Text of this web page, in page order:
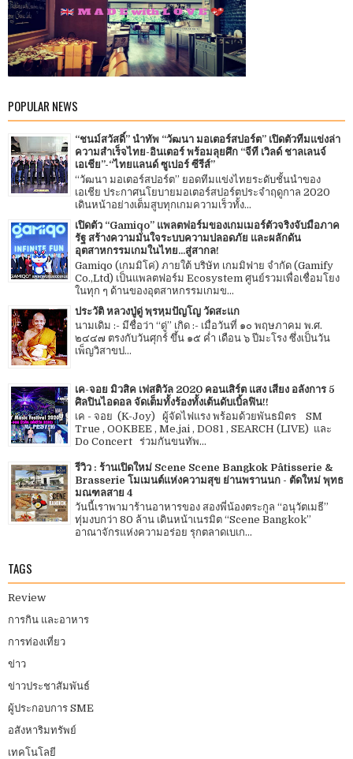
POPULAR NEWS
“ชนม์สวัสดิ์” นำทัพ “วัฒนา มอเตอร์สปอร์ต” เปิดตัวทีมแข่งล่า
ความสำเร็จไทย-อินเตอร์ พร้อมลุยศึก “จีที เวิลด์ ชาลเลนจ์
เอเชีย”-“ไทยแลนด์ ซูเปอร์ ซีรีส์”
“วัฒนา มอเตอร์สปอร์ต” ยอดทีมแข่งไทยระดับชั้นนำของ
เอเชีย ประกาศนโยบายมอเตอร์สปอร์ตประจำฤดูกาล 2020
เดินหน้าอย่างเต็มสูบทุกเกมความเร็วทั้ง...
เปิดตัว “Gamiqo” แพลตฟอร์มของเกมเมอร์ตัวจริงจับมือภาค
รัฐ สร้างความมั่นใจระบบความปลอดภัย และผลักดัน
อุตสาหกรรมเกมในไทย...สู่สากล!
Gamiqo (เกมมิโค่) ภายใต้ บริษัท เกมมิฟาย จำกัด (Gamify
Co.,Ltd) เป็นแพลตฟอร์ม Ecosystem ศูนย์รวมเพื่อเชื่อมโยง
ในทุก ๆ ด้านของอุตสาหกรรมเกมข...
ประวัติ หลวงปู่ดู่ พฺรหฺมปัญโญ วัดสะแก
นามเดิม :- มีชื่อว่า “ดู่” เกิด :- เมื่อวันที่ ๑๐ พฤษภาคม พ.ศ.
๒๔๔๗ ตรงกับวันศุกร์ ขึ้น ๑๕ ค่ำ เดือน ๖ ปีมะโรง ซึ่งเป็นวัน
เพ็ญวิสาขป...
เค-จอย มิวสิค เฟสติวัล 2020 คอนเสิร์ต แสง เสียง อลังการ 5
ศิลปินไอดอล จัดเต็มทั้งร้องทั้งเต้นดับเบิ้ลฟิน!!
เค - จอย (K-Joy) ผู้จัดไฟแรง พร้อมด้วยพันธมิตร SM
True , OOKBEE , Me.jai , DO81 , SEARCH (LIVE) และ
Do Concert ร่วมกันขนทัพ...
รีวิว : ร้านเปิดใหม่ Scene Scene Bangkok Pâtisserie &
Brasserie โมเมนต์แห่งความสุข ย่านพรานนก - ตัดใหม่ พุทธ
มณฑลสาย 4
วันนี้เราพามาร้านอาหารของ สองพี่น้องตระกูล “อนุวัตเมธี”
ทุ่มงบกว่า 80 ล้าน เดินหน้าเนรมิต “Scene Bangkok”
อาณาจักรแห่งความอร่อย รุกตลาดเบเก...
TAGS
Review
การกิน และอาหาร
การท่องเที่ยว
ข่าว
ข่าวประชาสัมพันธ์
ผู้ประกอบการ SME
อสังหาริมทรัพย์
เทคโนโลยี